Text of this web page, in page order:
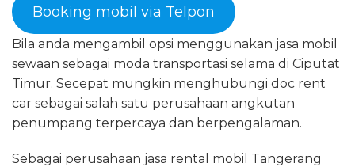
Booking mobil via Telpon
Bila anda mengambil opsi menggunakan jasa mobil
sewaan sebagai moda transportasi selama di Ciputat
Timur. Secepat mungkin menghubungi doc rent
car sebagai salah satu perusahaan angkutan
penumpang terpercaya dan berpengalaman.
Sebagai perusahaan jasa rental mobil Tangerang